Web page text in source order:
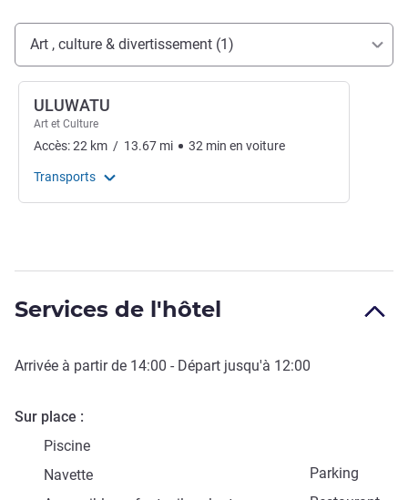
Accès et transports
Art , culture & divertissement (1)
ULUWATU
Art et Culture
Accès:22 km / 13.67 mi 32 min en voiture
Transports
Services de l'hôtel
Arrivée à partir de 14:00 - Départ jusqu'à 12:00
Sur place
Piscine
Parking
Navette